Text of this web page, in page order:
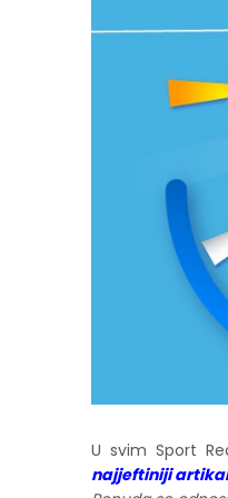
U svim Sport
najjeftiniji artikal